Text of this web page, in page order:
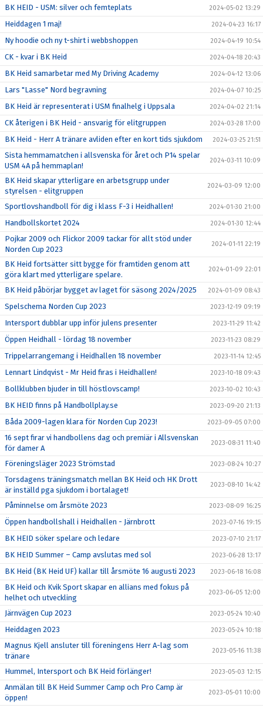
BK HEID - USM: silver och femteplats 2024-05-02 13:29
Heiddagen 1 maj! 2024-04-23 16:17
Ny hoodie och ny t-shirt i webbshoppen 2024-04-19 10:54
CK - kvar i BK Heid 2024-04-18 20:43
BK Heid samarbetar med My Driving Academy 2024-04-12 13:06
Lars "Lasse" Nord begravning 2024-04-07 10:25
BK Heid är representerat i USM finalhelg i Uppsala 2024-04-02 21:14
CK återigen i BK Heid - ansvarig för elitgruppen 2024-03-28 17:00
BK Heid - Herr A tränare avliden efter en kort tids sjukdom 2024-03-25 21:51
Sista hemmamatchen i allsvenska för året och P14 spelar
USM 4A på hemmaplan!
2024-03-11 10:09
BK Heid skapar ytterligare en arbetsgrupp under
styrelsen - elitgruppen
2024-03-09 12:00
Sportlovshandboll för dig i klass F-3 i Heidhallen! 2024-01-30 21:00
Handbollskortet 2024 2024-01-30 12:44
Pojkar 2009 och Flickor 2009 tackar för allt stöd under
Norden Cup 2023
2024-01-11 22:19
BK Heid fortsätter sitt bygge för framtiden genom att
göra klart med ytterligare spelare.
2024-01-09 22:01
BK Heid påbörjar bygget av laget för säsong 2024/2025 2024-01-09 08:43
Spelschema Norden Cup 2023 2023-12-19 09:19
Intersport dubblar upp inför julens presenter 2023-11-29 11:42
Öppen Heidhall - lördag 18 november 2023-11-23 08:29
Trippelarrangemang i Heidhallen 18 november 2023-11-14 12:45
Lennart Lindqvist - Mr Heid firas i Heidhallen! 2023-10-18 09:43
Bollklubben bjuder in till höstlovscamp! 2023-10-02 10:43
BK HEID finns på Handbollplay.se 2023-09-20 21:13
Båda 2009-lagen klara för Norden Cup 2023! 2023-09-05 07:00
16 sept firar vi handbollens dag och premiär i Allsvenskan
för damer A
2023-08-31 11:40
Föreningsläger 2023 Strömstad 2023-08-24 10:27
Torsdagens träningsmatch mellan BK Heid och HK Drott
är inställd pga sjukdom i bortalaget!
2023-08-10 14:42
Påminnelse om årsmöte 2023 2023-08-09 16:25
Öppen handbollshall i Heidhallen - Järnbrott 2023-07-16 19:15
BK HEID söker spelare och ledare 2023-07-10 21:17
BK HEID Summer – Camp avslutas med sol 2023-06-28 13:17
BK Heid (BK Heid UF) kallar till årsmöte 16 augusti 2023 2023-06-18 16:08
BK Heid och Kvik Sport skapar en allians med fokus på
helhet och utveckling
2023-06-05 12:00
Järnvägen Cup 2023 2023-05-24 10:40
Heiddagen 2023 2023-05-24 10:18
Magnus Kjell ansluter till föreningens Herr A-lag som
tränare
2023-05-16 11:38
Hummel, Intersport och BK Heid förlänger! 2023-05-03 12:15
Anmälan till BK Heid Summer Camp och Pro Camp är
öppen!
2023-05-01 10:00